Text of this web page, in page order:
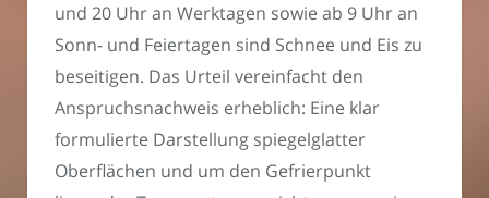
und 20 Uhr an Werktagen sowie ab 9 Uhr an
Sonn- und Feiertagen sind Schnee und Eis zu
beseitigen. Das Urteil vereinfacht den
Anspruchsnachweis erheblich: Eine klar
formulierte Darstellung spiegelglatter
Oberflächen und um den Gefrierpunkt